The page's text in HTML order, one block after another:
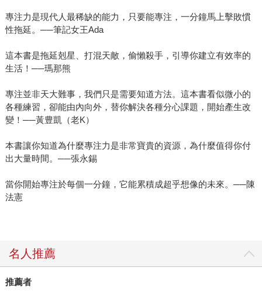
專注力是現代人最稀缺的能力，只要能專注，一分鐘馬上擊敗慣
性拖延。──筆記女王Ada
這本書是拖延剋星、打混天敵，偷懶殺手，引導你建立有效率的
生活！──瑪那熊
專注並非天大難事，我們只是需要知道方法。這本書看似微小的
各種練習，卻能由內向外，替你解決各種分心課題，開始產生改
變！──黃豊凱（老K）
本書讓你知道為什麼專注力是非常寶貴的資源，為什麼值得你付
出大量時間。──張永錫
當你開始專注於每個一分鐘，它能累積成超乎想像的未來。──陳
法憲
名人推薦
推薦者